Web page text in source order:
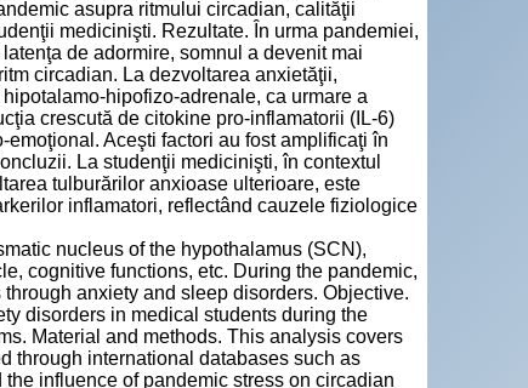
asupra ritmului circadian, calităţii
medicinişti. Rezultate. În urma pandemiei,
de adormire, somnul a devenit mai
circadian. La dezvoltarea anxietăţii,
hipofizo-adrenale, ca urmare a
crescută de citokine pro-inflamatorii (IL-6)
Aceşti factori au fost amplificaţi în
La studenţii medicinişti, în contextul
tulburărilor anxioase ulterioare, este
inflamatori, reflectând cauzele fiziologice
nucleus of the hypothalamus (SCN),
cognitive functions, etc. During the pandemic,
anxiety and sleep disorders. Objective.
disorders in medical students during the
Material and methods. This analysis covers
through international databases such as
influence of pandemic stress on circadian